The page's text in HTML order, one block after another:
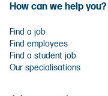
How can we help you?
Find a job
Find employees
Find a student job
Our specialisations